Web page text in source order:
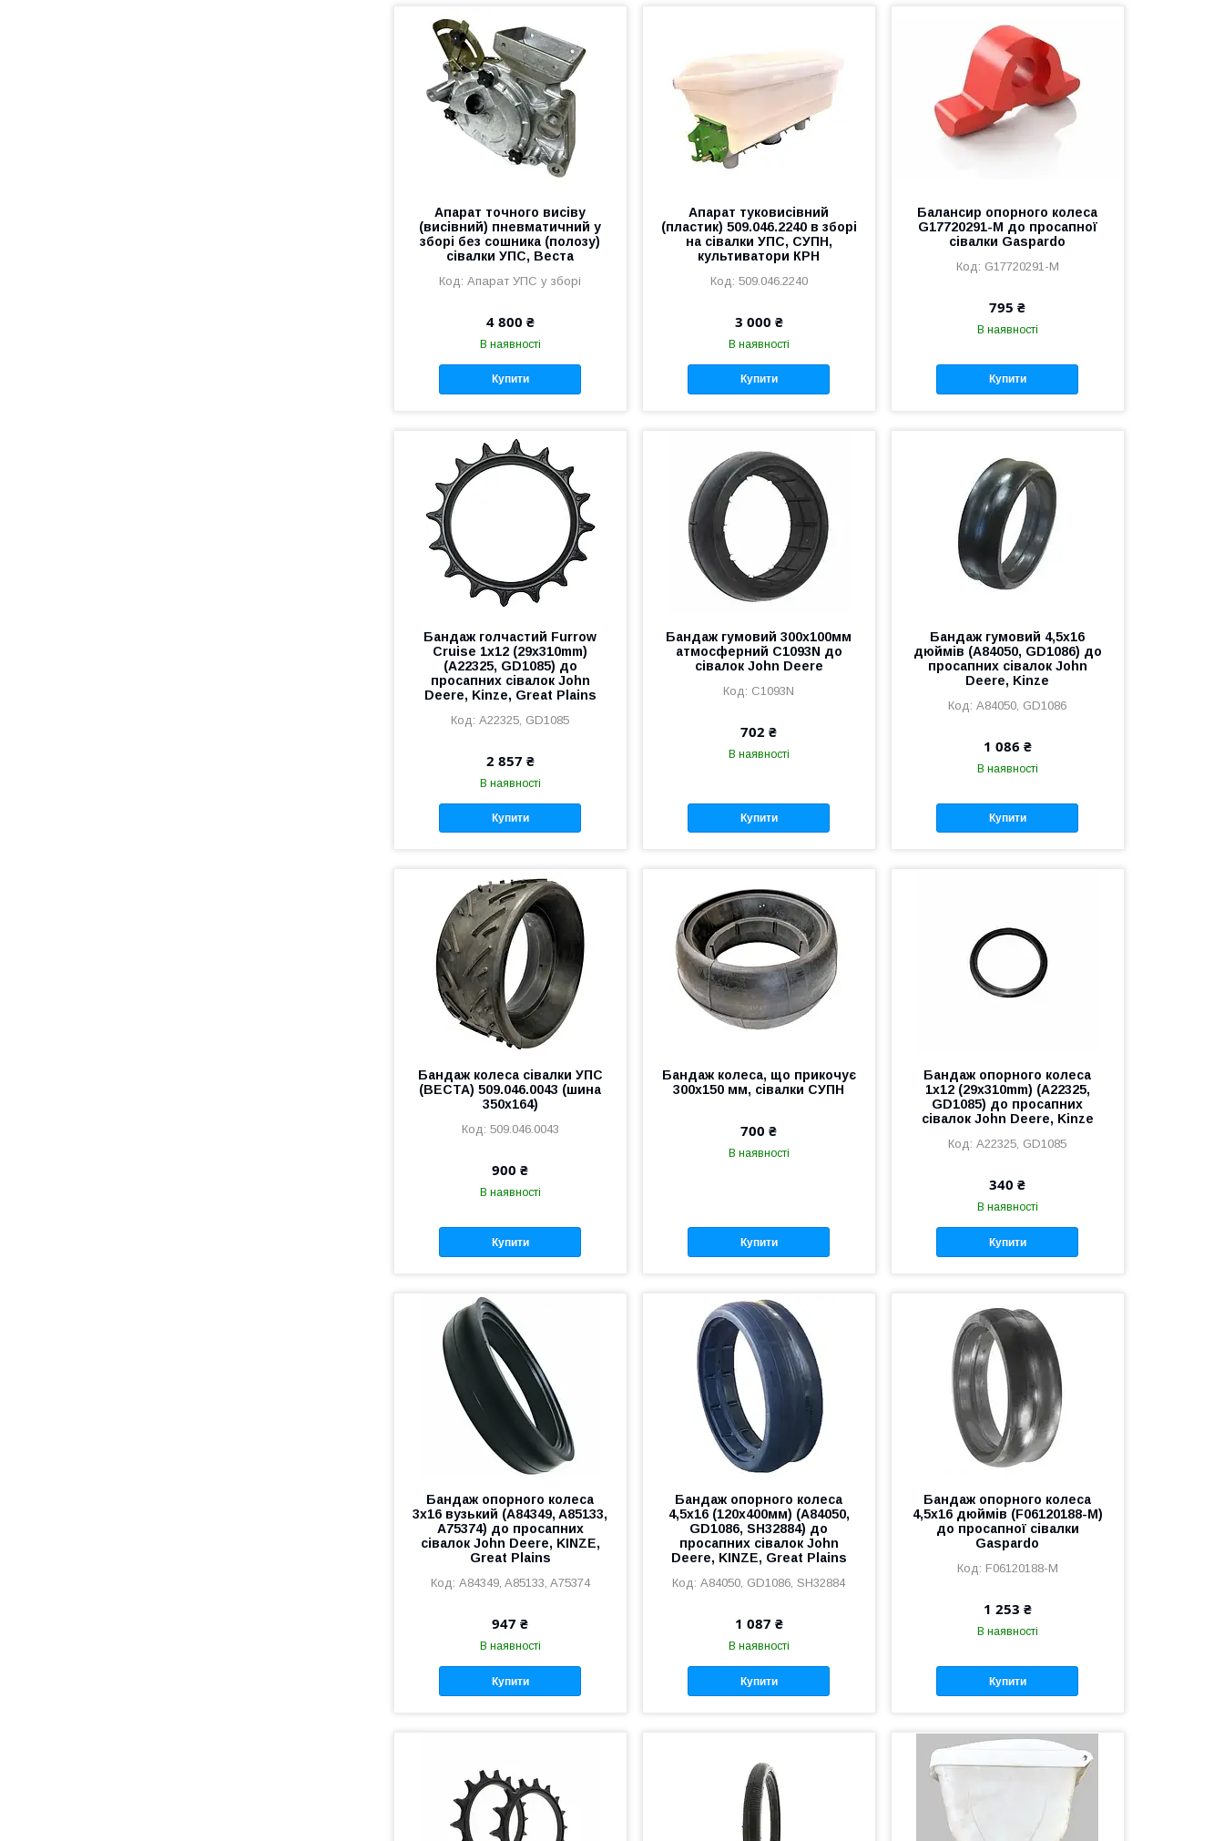
Апарат точного висіву
(висівний) пневматичний у
зборі без сошника (полозу)
сівалки УПС, Веста
Апарат УПС у зборі
4 800 ₴
В наявності
Купити
Апарат туковисівний
(пластик) 509.046.2240 в зборі
на сівалки УПС, СУПН,
культиватори КРН
509.046.2240
3 000 ₴
В наявності
Купити
Балансир опорного колеса
G17720291-M до просапної
сівалки Gaspardo
G17720291-M
795 ₴
В наявності
Купити
Бандаж голчастий Furrow
Cruise 1х12 (29х310mm)
(A22325, GD1085) до
просапних сівалок John
Deere, Kinze, Great Plains
A22325, GD1085
2 857 ₴
В наявності
Купити
Бандаж гумовий 300х100мм
атмосферний C1093N до
сівалок John Deere
C1093N
702 ₴
В наявності
Купити
Бандаж гумовий 4,5х16
дюймів (A84050, GD1086) до
просапних сівалок John
Deere, Kinze
A84050, GD1086
1 086 ₴
В наявності
Купити
Бандаж колеса сівалки УПС
(ВЕСТА) 509.046.0043 (шина
350х164)
509.046.0043
900 ₴
В наявності
Купити
Бандаж колеса, що прикочує
300х150 мм, сівалки СУПН
700 ₴
В наявності
Купити
Бандаж опорного колеса
1х12 (29х310mm) (A22325,
GD1085) до просапних
сівалок John Deere, Kinze
A22325, GD1085
340 ₴
В наявності
Купити
Бандаж опорного колеса
3х16 вузький (A84349, A85133,
A75374) до просапних
сівалок John Deere, KINZE,
Great Plains
A84349, A85133, A75374
947 ₴
В наявності
Купити
Бандаж опорного колеса
4,5х16 (120х400мм) (A84050,
GD1086, SH32884) до
просапних сівалок John
Deere, KINZE, Great Plains
A84050, GD1086, SH32884
1 087 ₴
В наявності
Купити
Бандаж опорного колеса
4,5х16 дюймів (F06120188-M)
до просапної сівалки
Gaspardo
F06120188-M
1 253 ₴
В наявності
Купити